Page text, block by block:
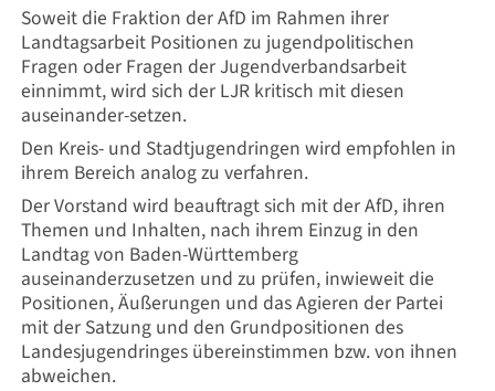
Soweit die Fraktion der AfD im Rahmen ihrer
Landtagsarbeit Positionen zu jugendpolitischen
Fragen oder Fragen der Jugendverbandsarbeit
einnimmt, wird sich der LJR kritisch mit diesen
auseinander-setzen.
Den Kreis- und Stadtjugendringen wird empfohlen in
ihrem Bereich analog zu verfahren.
Der Vorstand wird beauftragt sich mit der AfD, ihren
Themen und Inhalten, nach ihrem Einzug in den
Landtag von Baden-Württemberg
auseinanderzusetzen und zu prüfen, inwieweit die
Positionen, Äußerungen und das Agieren der Partei
mit der Satzung und den Grundpositionen des
Landesjugendringes übereinstimmen bzw. von ihnen
abweichen.